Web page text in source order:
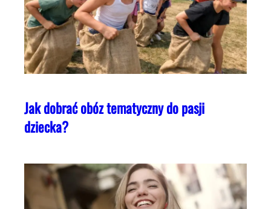
Jak dobrać obóz tematyczny do pasji
dziecka?